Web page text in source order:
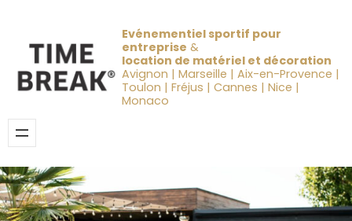
Evénementiel sportif pour
entreprise &
location de matériel et décoration
Avignon | Marseille | Aix-en-Provence |
Toulon | Fréjus | Cannes | Nice |
Monaco